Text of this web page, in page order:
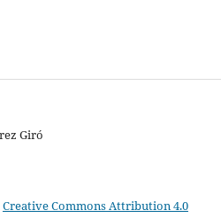
Giró
Creative Commons Attribution 4.0